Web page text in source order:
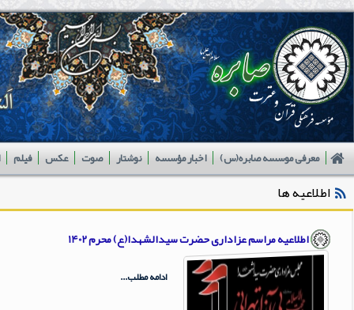
معرفی موسسه صابره(س) اخبار مؤسسه نوشتار صوت عکس فیلم
اطلاعیه ها
اطلاعیه مراسم عزاداری حضرت سیدالشهدا(ع) محرم 1402
ادامه مطلب...